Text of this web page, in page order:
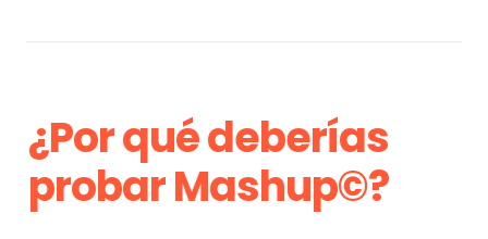
¿Por qué deberías
probar Mashup©?